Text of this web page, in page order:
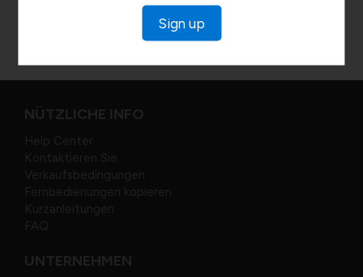
Kontaktieren Sie den technischen Support
Sign up